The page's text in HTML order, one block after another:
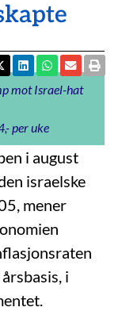
mot Israel-hat
per uke
i august
israelske
mener
i